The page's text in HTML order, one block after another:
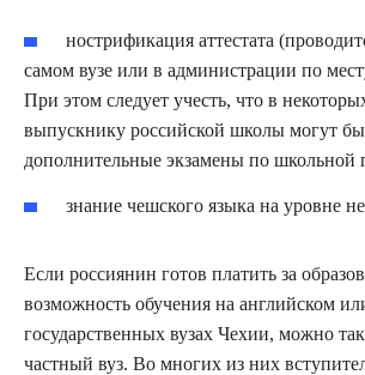
нострификация аттестата
самом вузе или в администрации по
При этом следует учесть, что в
выпускнику российской школы могут
дополнительные экзамены по школьной
знание чешского языка на уровне
Если россиянин готов платить за
возможность обучения на английском
государственных вузах Чехии, можно
частный вуз. Во многих из них